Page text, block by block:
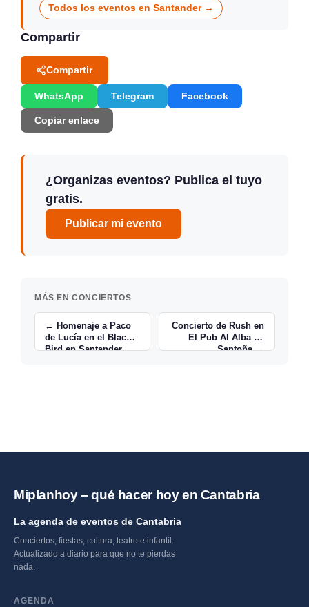
Todos los eventos en Santander →
Compartir
Compartir
WhatsApp Telegram Facebook
Copiar enlace
¿Organizas eventos? Publica el tuyo
gratis.
Publicar mi evento
MÁS EN CONCIERTOS
← Homenaje a Paco
de Lucía en el Black
Bird en Santander
Concierto de Rush en
El Pub Al Alba de
Santoña →
Miplanhoy – qué hacer hoy en Cantabria
La agenda de eventos de Cantabria
Conciertos, fiestas, cultura, teatro e infantil.
Actualizado a diario para que no te pierdas
nada.
AGENDA